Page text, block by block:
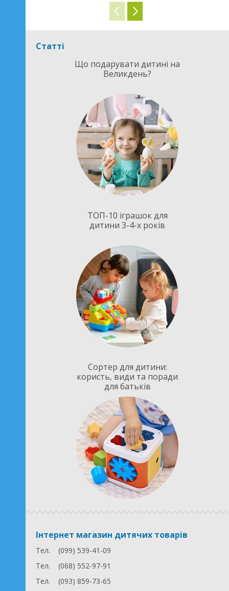
Статті
Що подарувати дитині на
Великдень?
ТОП-10 іграшок для
дитини 3-4-х років
Сортер для дитини:
користь, види та поради
для батьків
Інтернет магазин дитячих товарів
Тел.
(099) 539-41-09
Тел.
(068) 552-97-91
Тел.
(093) 859-73-65